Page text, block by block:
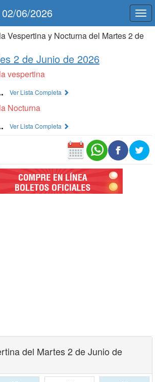
06/2026
Vespertina y Nocturna del Martes 2 de
2 de Junio de 2026
vespertina
Ver Lista Completa
Nocturna
Ver Lista Completa
del Martes 2 de Junio de